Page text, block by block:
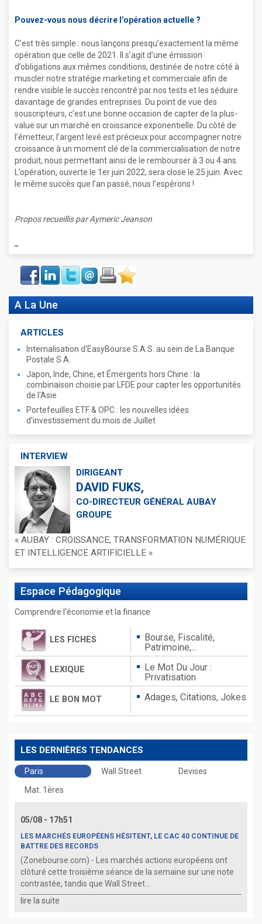
Pouvez-vous nous décrire l’opération actuelle ?
C’est très simple : nous lançons presqu’exactement la même
opération que celle de 2021. Il s’agit d’une émission
d’obligations aux mêmes conditions, destinée de notre côté à
muscler notre stratégie marketing et commerciale afin de
rendre visible le succès rencontré par nos tests et les séduire
davantage de grandes entreprises. Du point de vue des
souscripteurs, c’est une bonne occasion de capter de la plus-
value sur un marché en croissance exponentielle. Du côté de
l’émetteur, l’argent levé est précieux pour accompagner notre
croissance à un moment clé de la commercialisation de notre
produit, nous permettant ainsi de le rembourser à 3 ou 4 ans.
L’opération, ouverte le 1er juin 2022, sera close le 25 juin. Avec
le même succès que l’an passé, nous l’espérons !
Propos recueillis par Aymeric Jeanson
Face
book
LinkIn Twitter Envoyer ImprimerFavoris
A La Une
ARTICLES
Internalisation d'EasyBourse S.A.S. au sein de La Banque
Postale S.A.
Japon, Inde, Chine, et Émergents hors Chine : la
combinaison choisie par LFDE pour capter les opportunités
de l'Asie
Portefeuilles ETF & OPC : les nouvelles idées
d'investissement du mois de Juillet
INTERVIEW
DIRIGEANT
DAVID FUKS,
CO-DIRECTEUR GÉNÉRAL AUBAY
GROUPE
« AUBAY : CROISSANCE, TRANSFORMATION NUMÉRIQUE
ET INTELLIGENCE ARTIFICIELLE »
Espace Pédagogique
Comprendre l'économie et la finance
LES FICHES
Bourse, Fiscalité,
Patrimoine,...
LEXIQUE
Le Mot Du Jour :
Privatisation
LE BON MOT Adages, Citations, Jokes
LES DERNIÈRES TENDANCES
Paris Wall Street
Devises
Mat. 1ères
05/08 - 17h51
LES MARCHÉS EUROPÉENS HÉSITENT, LE CAC 40 CONTINUE DE
BATTRE DES RECORDS
(Zonebourse.com) - Les marchés actions européens ont
clôturé cette troisième séance de la semaine sur une note
contrastée, tandis que Wall Street...
lire la suite